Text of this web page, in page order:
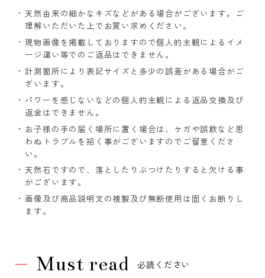
天然由来の細かなキズなどがある場合がございます。ご
理解いただいた上でお買い求めください。
現物画像を掲載しておりますので個人的主観によるイメ
ージ違い等でのご返品はできません。
計測箇所により表記サイズと多少の誤差がある場合がご
ざいます。
パワーを感じないなどの個人的主観による返品交換及び
返金はできません。
お子様の手の届く場所に置く場合は、ケガや誤飲など思
わぬトラブルを招く事がございますのでご留意くださ
い。
天然石ですので、落としたりぶつけたりすると欠ける事
がございます。
画像及び商品説明文の複製及び無断使用は固くお断りし
ます。
Must read 必読ください